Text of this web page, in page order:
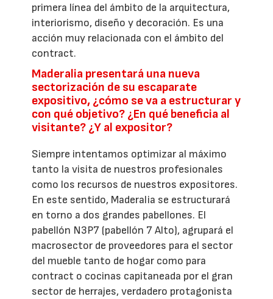
primera línea del ámbito de la arquitectura,
interiorismo, diseño y decoración. Es una
acción muy relacionada con el ámbito del
contract.
Maderalia presentará una nueva
sectorización de su escaparate
expositivo, ¿cómo se va a estructurar y
con qué objetivo? ¿En qué beneficia al
visitante? ¿Y al expositor?
Siempre intentamos optimizar al máximo
tanto la visita de nuestros profesionales
como los recursos de nuestros expositores.
En este sentido, Maderalia se estructurará
en torno a dos grandes pabellones. El
pabellón N3P7 (pabellón 7 Alto), agrupará el
macrosector de proveedores para el sector
del mueble tanto de hogar como para
contract o cocinas capitaneada por el gran
sector de herrajes, verdadero protagonista